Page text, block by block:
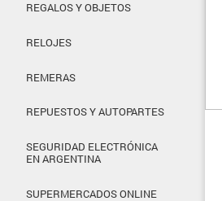
REGALOS Y OBJETOS
RELOJES
REMERAS
REPUESTOS Y AUTOPARTES
SEGURIDAD ELECTRÓNICA
EN ARGENTINA
SUPERMERCADOS ONLINE